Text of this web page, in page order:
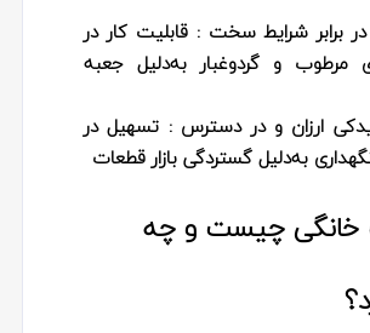
برابر شرایط سخت : قابلیت کار در
مرطوب و گردوغبار به‌دلیل جعبه
ارزان و در دسترس : تسهیل در
به‌دلیل گستردگی بازار قطعات
خانگی چیست و چه